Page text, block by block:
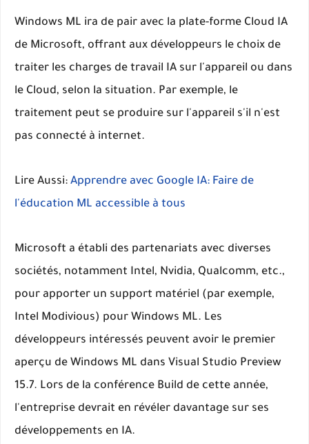
Windows ML ira de pair avec la plate-forme Cloud IA
de Microsoft, offrant aux développeurs le choix de
traiter les charges de travail IA sur l'appareil ou dans
le Cloud, selon la situation. Par exemple, le
traitement peut se produire sur l'appareil s'il n'est
pas connecté à internet.
Lire Aussi: Apprendre avec Google IA: Faire de
l'éducation ML accessible à tous
Microsoft a établi des partenariats avec diverses
sociétés, notamment Intel, Nvidia, Qualcomm, etc.,
pour apporter un support matériel (par exemple,
Intel Modivious) pour Windows ML. Les
développeurs intéressés peuvent avoir le premier
aperçu de Windows ML dans Visual Studio Preview
15.7. Lors de la conférence Build de cette année,
l'entreprise devrait en révéler davantage sur ses
développements en IA.